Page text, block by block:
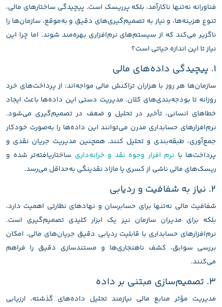
فناورانه نه‌تنها ناکارآمد، بلکه پرریسک است. پیچیدگی ساختارهای مالی،
تنوع هزینه‌ها، و نیاز به تصمیم‌گیری‌های دقیق و به‌موقع، سازمان‌ها را
ناگزیر می‌کند که از سیستم‌های نرم‌افزاری بهره‌مند شوند. اما چرا این
نیاز تا این اندازه حیاتی است؟
۱. پیچیدگی داده‌های مالی
سازمان‌ها هر روز با هزاران تراکنش مالی مواجه‌اند: از پرداخت‌های خرد
روزانه تا بودجه‌بندی‌های کلان. مدیریت دستی این داده‌ها باعث ایجاد
خطاهای انسانی، تأخیر در تحلیل و ضعف در تصمیم‌گیری می‌شود.
نرم‌افزارهای حسابداری مدرن می‌توانند این داده‌ها را به‌صورت خودکار
جمع‌آوری، طبقه‌بندی و تحلیل کنند. همچنین مدیریت جریان نقدی و
پرداخت‌ها با نرم افزار وجوه نقد و خزانه‌داری ساختاریافته‌تر شده و
ریسک‌های مالی ناشی از کسری یا مازاد نقدینگی به‌حداقل می‌رسد.
۲. نیاز به شفافیت و ردیابی
شفافیت مالی نه‌تنها برای حسابرسان و نهادهای نظارتی اهمیت دارد،
بلکه برای مدیران سازمان نیز یک ابزار کلیدی تصمیم‌گیری است.
نرم‌افزارهای حسابداری با قابلیت ردیابی دقیق جریان‌های مالی، امکان
بررسی سوابق، کشف ناهنجاری‌ها و مستندسازی دقیق را فراهم
می‌کنند.
۳. تصمیم‌سازی مبتنی بر داده
مدیریت مؤثر منابع مالی نیازمند تحلیل داده‌های گذشته، ارزیابی